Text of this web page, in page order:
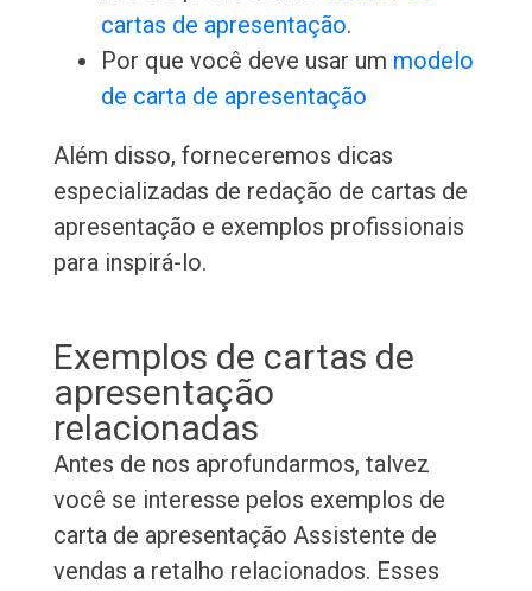
cartas de apresentação.
Por que você deve usar um modelo
de carta de apresentação
Além disso, forneceremos dicas
especializadas de redação de cartas de
apresentação e exemplos profissionais
para inspirá-lo.
Exemplos de cartas de
apresentação
relacionadas
Antes de nos aprofundarmos, talvez
você se interesse pelos exemplos de
carta de apresentação Assistente de
vendas a retalho relacionados. Esses